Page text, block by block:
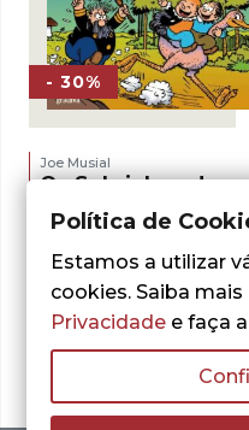
- 30%
Joe Musial
Os Sobrinhos do
Capitão – Partidas
e Cegadas
7,57 € O
preço
era:
7,57 €.
5,30€O
preço
é:
5,30 €.
LER MAIS
Política de
Estamos a utilizar
cookies. Saiba mais
Privacidade e faça